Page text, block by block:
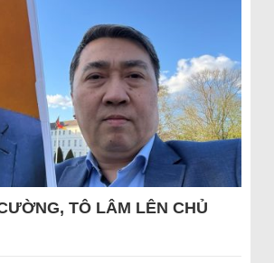
TÔ LÂM LÊN CHỦ